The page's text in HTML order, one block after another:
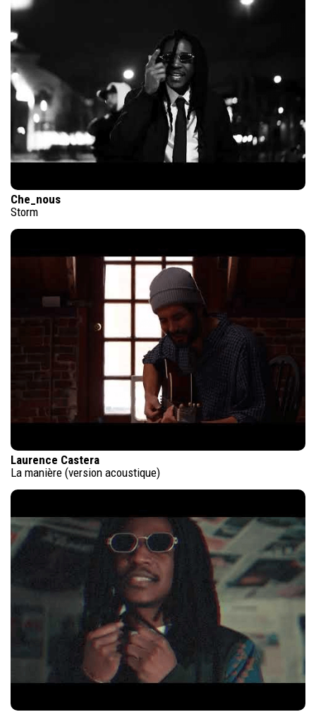
Che_nous
Storm
Laurence Castera
La manière (version acoustique)